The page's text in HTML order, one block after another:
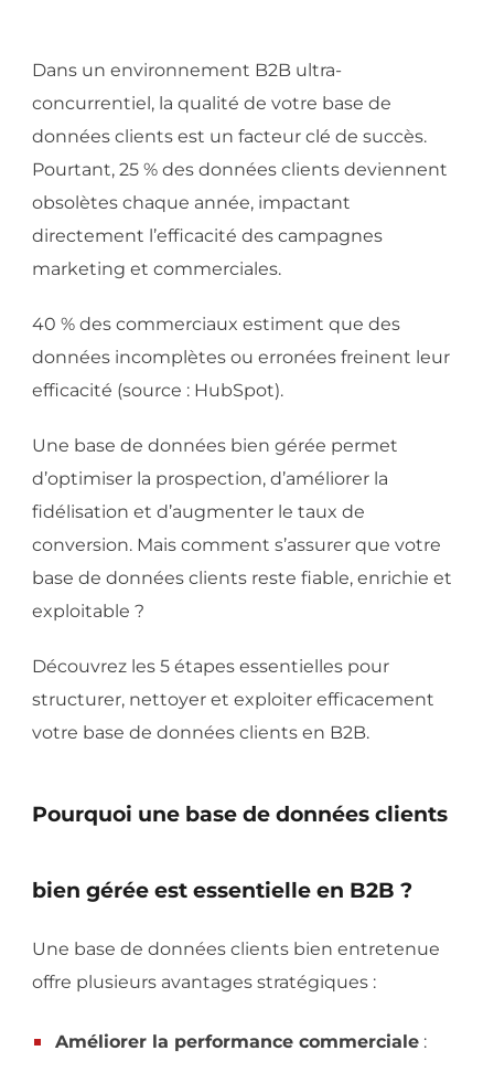
Dans un environnement B2B ultra-
concurrentiel, la qualité de votre base de
données clients est un facteur clé de succès.
Pourtant, 25 % des données clients deviennent
obsolètes chaque année, impactant
directement l’efficacité des campagnes
marketing et commerciales.
40 % des commerciaux estiment que des
données incomplètes ou erronées freinent leur
efficacité (source : HubSpot).
Une base de données bien gérée permet
d’optimiser la prospection, d’améliorer la
fidélisation et d’augmenter le taux de
conversion. Mais comment s’assurer que votre
base de données clients reste fiable, enrichie et
exploitable ?
Découvrez les 5 étapes essentielles pour
structurer, nettoyer et exploiter efficacement
votre base de données clients en B2B.
Pourquoi une base de données clients
bien gérée est essentielle en B2B ?
Une base de données clients bien entretenue
offre plusieurs avantages stratégiques :
Améliorer la performance commerciale :